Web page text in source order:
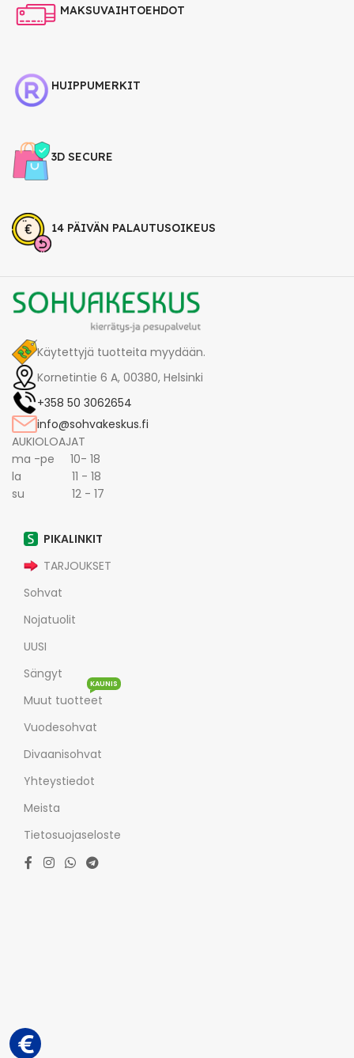
MAKSUVAIHTOEHDOT
HUIPPUMERKIT
3D SECURE
14 PÄIVÄN PALAUTUSOIKEUS
Käytettyjä tuotteita myydään.
Kornetintie 6 A, 00380, Helsinki
+358 50 3062654
info@sohvakeskus.fi
AUKIOLOAJAT
ma -pe 10- 18
la 11 - 18
su 12 - 17
PIKALINKIT
TARJOUKSET
Sohvat
Nojatuolit
UUSI
Sängyt
Muut tuotteet
KAUNIS
Vuodesohvat
Divaanisohvat
Yhteystiedot
Meista
Tietosuojaseloste